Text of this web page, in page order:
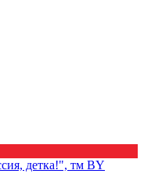
детка!", тм BY